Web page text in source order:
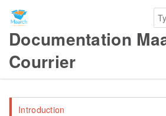
Documentation
Courrier
Introduction